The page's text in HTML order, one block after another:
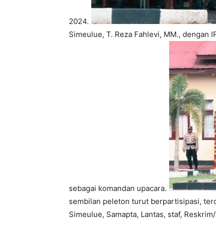
2024.
Simeulue, T. Reza Fahlevi, MM., dengan
sebagai komandan upacara.
sembilan peleton turut berpartisipasi,
Simeulue, Samapta, Lantas, staf,